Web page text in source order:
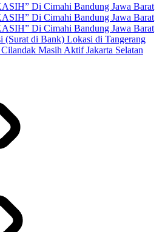
Di Cimahi Bandung Jawa Barat
Di Cimahi Bandung Jawa Barat
Di Cimahi Bandung Jawa Barat
(Surat di Bank) Lokasi di Tangerang
Masih Aktif Jakarta Selatan